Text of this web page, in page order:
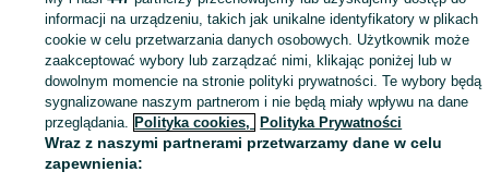
Zaloguj się lub załóż konto na OLX, aby skontaktować się z
sprzedającym
Zaloguj się / Załóż konto
Zadzwoń / SMS
informacji na urządzeniu, takich jak unikalne identyfikatory w plikach
cookie w celu przetwarzania danych osobowych. Użytkownik może
zaakceptować wybory lub zarządzać nimi, klikając poniżej lub w
dowolnym momencie na stronie polityki prywatności. Te wybory będą
sygnalizowane naszym partnerom i nie będą miały wpływu na dane
przeglądania. Polityka cookies, Polityka Prywatności
Wraz z naszymi partnerami przetwarzamy dane w celu
zapewnienia: